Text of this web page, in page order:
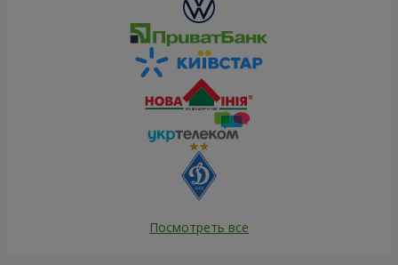
Посмотреть все